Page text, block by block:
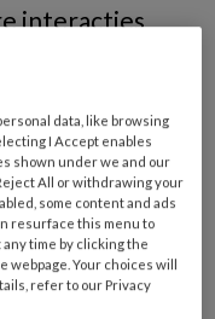
interacties
data, like browsing
I Accept enables
shown under we and our
All or withdrawing your
some content and ads
resurface this menu to
time by clicking the
webpage. Your choices will
refer to our Privacy